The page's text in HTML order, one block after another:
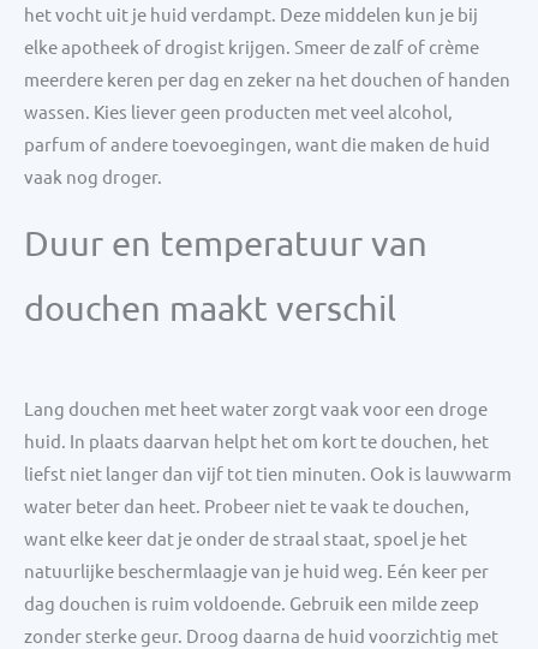
het vocht uit je huid verdampt. Deze middelen kun je bij
elke apotheek of drogist krijgen. Smeer de zalf of crème
meerdere keren per dag en zeker na het douchen of handen
wassen. Kies liever geen producten met veel alcohol,
parfum of andere toevoegingen, want die maken de huid
vaak nog droger.
Duur en temperatuur van
douchen maakt verschil
Lang douchen met heet water zorgt vaak voor een droge
huid. In plaats daarvan helpt het om kort te douchen, het
liefst niet langer dan vijf tot tien minuten. Ook is lauwwarm
water beter dan heet. Probeer niet te vaak te douchen,
want elke keer dat je onder de straal staat, spoel je het
natuurlijke beschermlaagje van je huid weg. Eén keer per
dag douchen is ruim voldoende. Gebruik een milde zeep
zonder sterke geur. Droog daarna de huid voorzichtig met